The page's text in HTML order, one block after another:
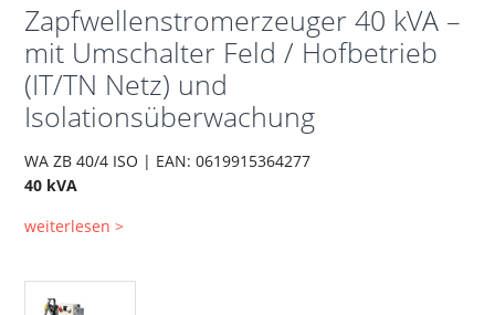
Zapfwellenstromerzeuger 40 kVA –
mit Umschalter Feld / Hofbetrieb
(IT/TN Netz) und
Isolationsüberwachung
WA ZB 40/4 ISO | EAN: 0619915364277
40 kVA
weiterlesen >